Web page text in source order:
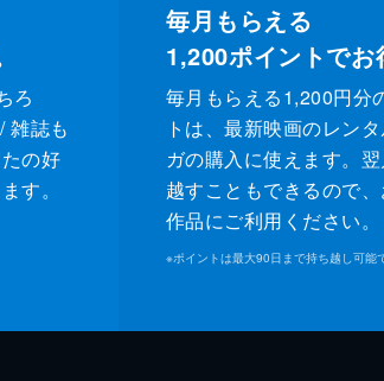
ろ
雑誌も
の好
す。
毎月もらえる
1,200ポイントでお
毎月もらえる1,200円分
トは、最新映画のレン
ガの購入に使えます。
越すこともできるので
作品にご利用ください。
※ポイントは最大90日まで持ち越し可能